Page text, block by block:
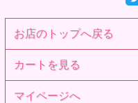
お店のトップへ戻る
カートを見る
マイページへ